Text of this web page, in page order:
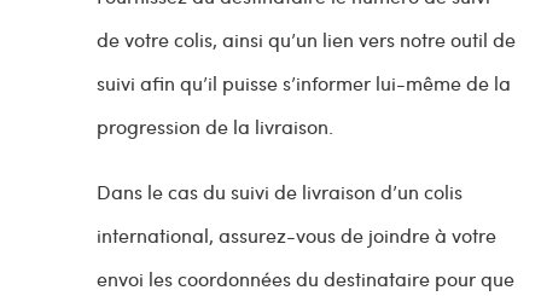
de votre colis, ainsi qu’un lien vers notre outil de
suivi afin qu’il puisse s’informer lui-même de la
progression de la livraison.
Dans le cas du suivi de livraison d’un colis
international, assurez-vous de joindre à votre
envoi les coordonnées du destinataire pour que